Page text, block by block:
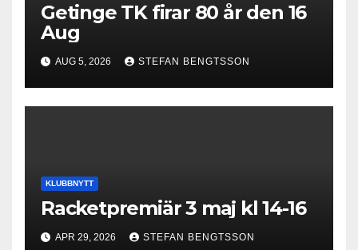
Getinge TK firar 80 år den 16
Aug
AUG 5, 2026 STEFAN BENGTSSON
KLUBBNYTT
Racketpremiär 3 maj kl 14-16
APR 29, 2026 STEFAN BENGTSSON